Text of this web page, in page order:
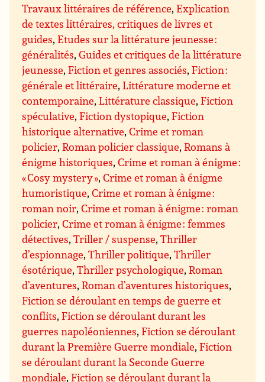
Travaux littéraires de référence,Explication
de textes littéraires, critiques de livres et
guides,Etudes sur la littérature jeunesse :
généralités,Guides et critiques de la littérature
jeunesse,Fiction et genres associés,Fiction :
générale et littéraire,Littérature moderne et
contemporaine,Littérature classique,Fiction
spéculative,Fiction dystopique,Fiction
historique alternative,Crime et roman
policier,Roman policier classique,Romans à
énigme historiques,Crime et roman à énigme :
« Cosy mystery »,Crime et roman à énigme
humoristique,Crime et roman à énigme :
roman noir,Crime et roman à énigme : roman
policier,Crime et roman à énigme : femmes
détectives,Triller / suspense,Thriller
d’espionnage,Thriller politique,Thriller
ésotérique,Thriller psychologique,Roman
d’aventures,Roman d’aventures historiques,
Fiction se déroulant en temps de guerre et
conflits,Fiction se déroulant durant les
guerres napoléoniennes,Fiction se déroulant
durant la Première Guerre mondiale,Fiction
se déroulant durant la Seconde Guerre
mondiale,Fiction se déroulant durant la